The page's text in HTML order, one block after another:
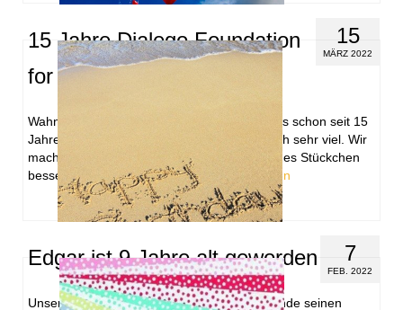
15
MÄRZ 2022
15 Jahre Dialego Foundation
for Children
Wahnsinn! Unsere Dialego Foundation gibt es schon seit 15
Jahren. Ihr Engagement bedeutet uns wirklich sehr viel. Wir
machen die Welt gemeinsam immer ein kleines Stückchen
besser. Seit Gründung unserer …
Weiterlesen
7
FEB. 2022
Edgar ist 9 Jahre alt geworden
Unser Patenkind Edgar feierte am Wochenende seinen